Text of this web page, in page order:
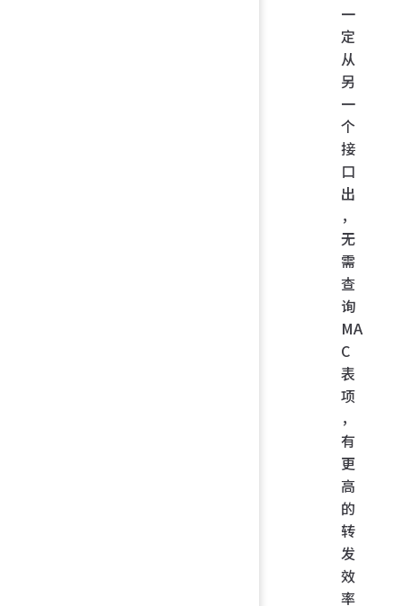
一
定
从
另
一
个
接
口
出
，
无
需
查
询
MA
C
表
项
，
有
更
高
的
转
发
效
率